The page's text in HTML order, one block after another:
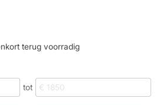
terug voorradig
tot